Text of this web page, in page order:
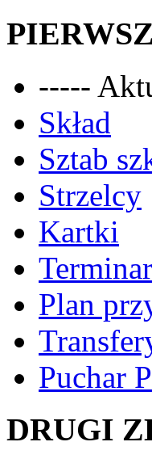
-----
Skład
Sztab
Strzelcy
Kartki
Plan
Puchar
DRUGI